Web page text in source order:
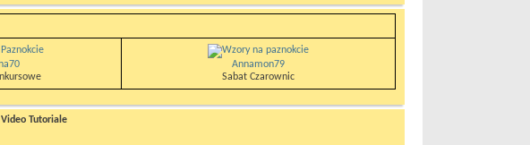
Annamon79
Sabat Czarownic
Tutoriale